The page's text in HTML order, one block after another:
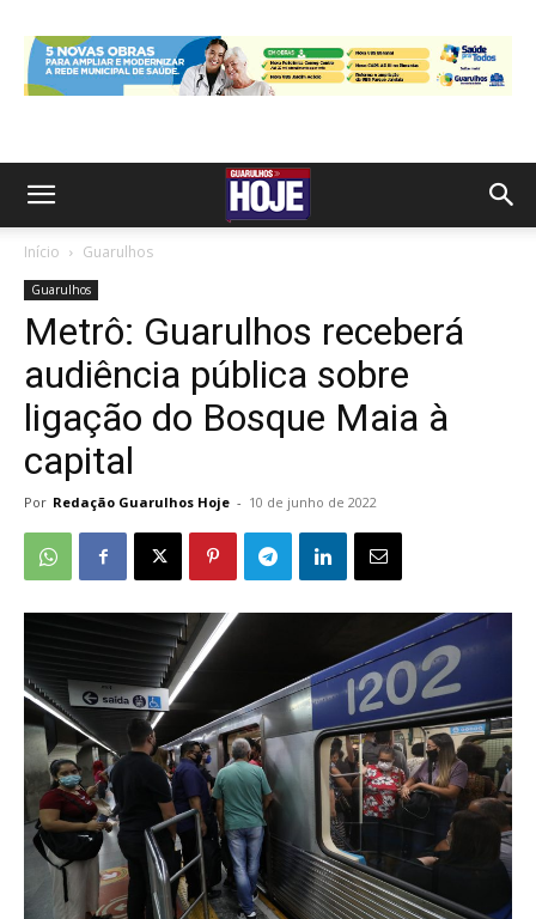
Início Guarulhos
Guarulhos
Metrô: Guarulhos receberá
audiência pública sobre
ligação do Bosque Maia à
capital
Por Redação Guarulhos Hoje - 10 de junho de 2022